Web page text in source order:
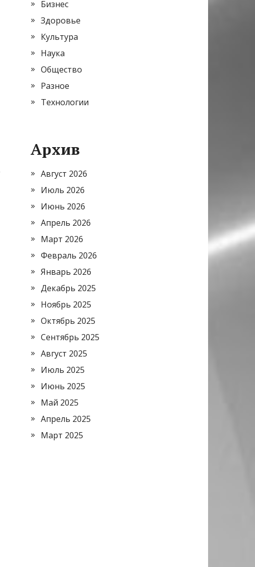
Бизнес
Здоровье
Культура
Наука
Общество
Разное
Технологии
Архив
Август 2026
Июль 2026
Июнь 2026
Апрель 2026
Март 2026
Февраль 2026
Январь 2026
Декабрь 2025
Ноябрь 2025
Октябрь 2025
Сентябрь 2025
Август 2025
Июль 2025
Июнь 2025
Май 2025
Апрель 2025
Март 2025